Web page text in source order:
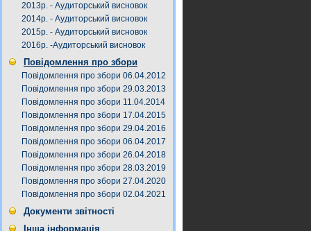
2013р. - Аудиторський висновок
2014р. - Аудиторський висновок
2015р. - Аудиторський висновок
2016р. -Аудиторський висновок
Повідомлення про збори
Повідомлення про збори 06.04.2012
Повідомлення про збори 29.03.2013
Повідомлення про збори 11.04.2014
Повідомлення про збори 17.04.2015
Повідомлення про збори 29.04.2016
Повідомлення про збори 06.04.2017
Повідомлення про збори 26.04.2018
Повідомлення про збори 28.03.2019
Повідомлення про збори 27.04.2020
Повідомлення про збори 02.04.2021
Документи звітності
Інша інформація